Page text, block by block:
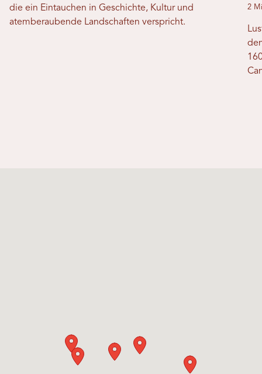
die ein Eintauchen in Geschichte, Kultur und
atemberaubende Landschaften verspricht.
2